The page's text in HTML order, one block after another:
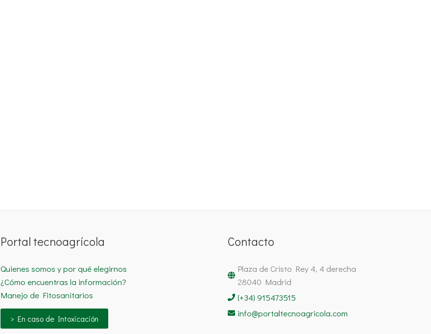
Portal tecnoagrícola
Quienes somos y por qué elegirnos
¿Cómo encuentras la información?
Manejo de Fitosanitarios
> En caso de Intoxicación
Contacto
Plaza de Cristo Rey 4, 4 derecha
28040 Madrid
(+34) 915473515
info@portaltecnoagricola.com